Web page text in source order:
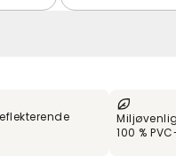
100 %